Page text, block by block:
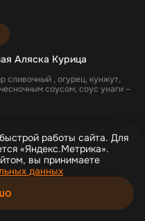
работы сайта. Для
«Яндекс.Метрика».
вы принимаете
данных
Профиль
Аляска Курица
сливочный , огурец, кунжут,
соусом, соус унаги –
с курицей
сливочный, лук перо, огурец,
соус Терияке